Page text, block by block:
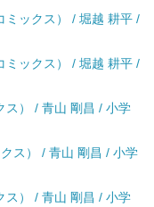
ミックス） / 堀越 耕平 /
ミックス） / 堀越 耕平 /
ス） / 青山 剛昌 / 小学
ス） / 青山 剛昌 / 小学
ス） / 青山 剛昌 / 小学